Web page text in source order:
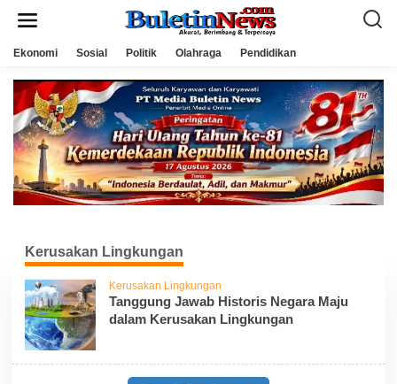
Ekonomi Sosial Politik Olahraga Pendidikan
Kerusakan Lingkungan
Kerusakan Lingkungan
Tanggung Jawab Historis Negara Maju
dalam Kerusakan Lingkungan